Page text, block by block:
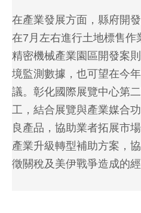
在產業發展方面，縣府開
在7月左右進行土地標售作
精密機械產業園區開發案
境監測數據，也可望在今
議。彰化國際展覽中心第
工，結合展覽與產業媒合
良產品，協助業者拓展市
產業升級轉型補助方案，
徵關稅及美伊戰爭造成的經